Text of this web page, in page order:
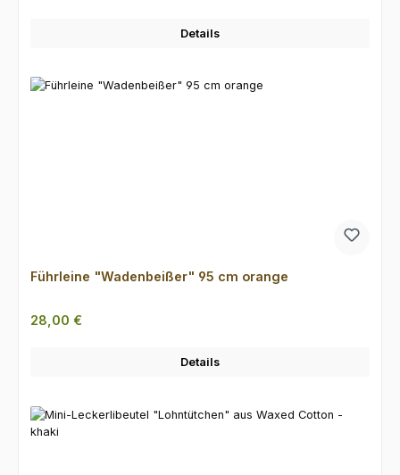
Details
Führleine "Wadenbeißer" 95 cm orange
Regulärer Preis:
28,00 €
Details